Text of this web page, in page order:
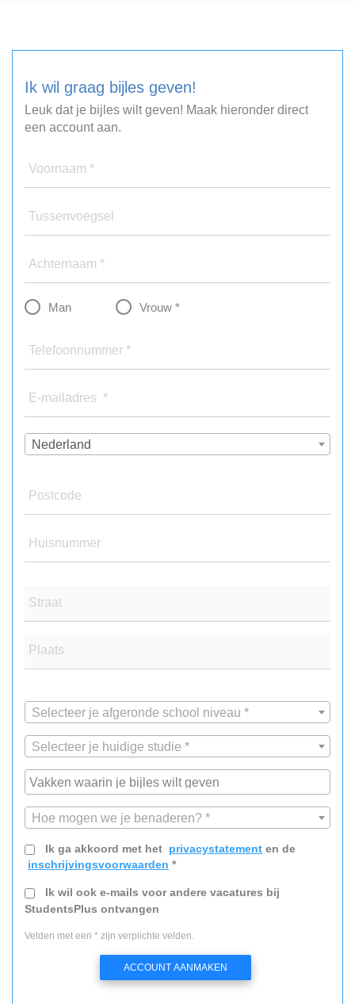
Ik wil graag bijles geven!
Leuk dat je bijles wilt geven! Maak hieronder direct
een account aan.
Voornaam *
Tussenvoegsel
Achternaam *
Man Vrouw *
Telefoonnummer *
E-mailadres *
Nederland
Postcode
Huisnummer
Straat
Plaats
Selecteer je afgeronde school niveau *
Selecteer je huidige studie *
Hoe mogen we je benaderen? *
Ik ga akkoord met het privacystatement en de
inschrijvingsvoorwaarden *
Ik wil ook e-mails voor andere vacatures bij
StudentsPlus ontvangen
Velden met een * zijn verplichte velden.
ACCOUNT AANMAKEN